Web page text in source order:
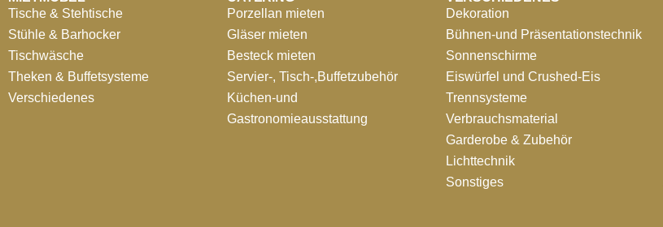
Tische & Stehtische
Stühle & Barhocker
Tischwäsche
Theken & Buffetsysteme
Verschiedenes
Porzellan mieten
Gläser mieten
Besteck mieten
Servier-, Tisch-,Buffetzubehör
Küchen-und
Gastronomieausstattung
Dekoration
Bühnen-und Präsentationstechnik
Sonnenschirme
Eiswürfel und Crushed-Eis
Trennsysteme
Verbrauchsmaterial
Garderobe & Zubehör
Lichttechnik
Sonstiges